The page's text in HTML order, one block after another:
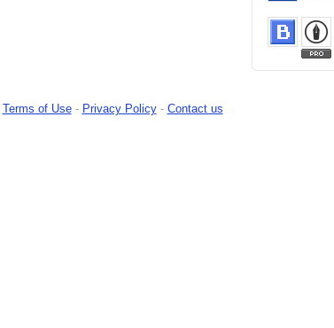
Terms of Use- Privacy Policy- Contact us